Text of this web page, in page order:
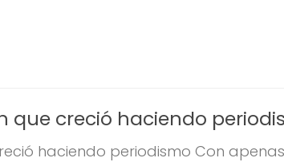
que creció haciendo
haciendo periodismo Con